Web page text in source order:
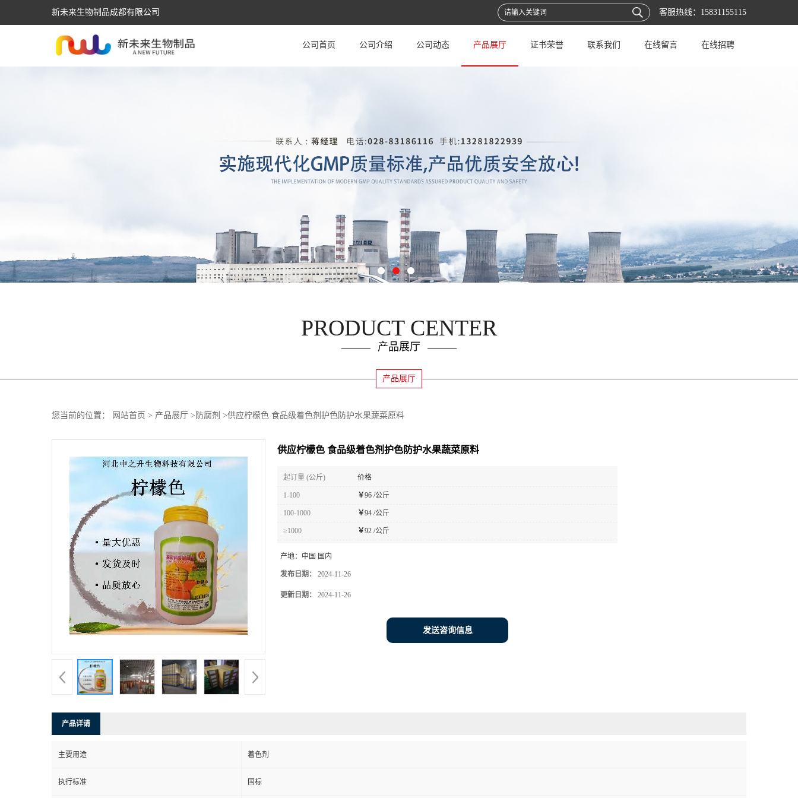
新未来生物制品成都有限公司 客服热线： 15831155115
公司首页 公司介绍 公司动态 产品展厅 证书荣誉 联系我们 在线留言 在线招聘
PRODUCT CENTER
产品展厅
产品展厅
您当前的位置： 网站首页 > 产品展厅 > 防腐剂 >供应柠檬色 食品级着色剂护色防护水果蔬菜原料
供应柠檬色 食品级着色剂护色防护水果蔬菜原料
起订量 (公斤) 价格
1-100 ￥96 /公斤
100-1000 ￥94 /公斤
≥1000 ￥92 /公斤
产地： 中国 国内
发布日期： 2024-11-26
更新日期： 2024-11-26
发送咨询信息
产品详请
主要用途 着色剂
执行标准 国标